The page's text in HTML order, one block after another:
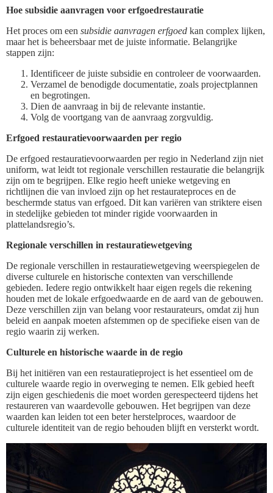
Hoe subsidie aanvragen voor erfgoedrestauratie
Het proces om een subsidie aanvragen erfgoed kan complex lijken,
maar het is beheersbaar met de juiste informatie. Belangrijke
stappen zijn:
Identificeer de juiste subsidie en controleer de voorwaarden.
Verzamel de benodigde documentatie, zoals projectplannen
en begrotingen.
Dien de aanvraag in bij de relevante instantie.
Volg de voortgang van de aanvraag zorgvuldig.
Erfgoed restauratievoorwaarden per regio
De erfgoed restauratievoorwaarden per regio in Nederland zijn niet
uniform, wat leidt tot regionale verschillen restauratie die belangrijk
zijn om te begrijpen. Elke regio heeft unieke wetgeving en
richtlijnen die van invloed zijn op het restaurateproces en de
beschermde status van erfgoed. Dit kan variëren van striktere eisen
in stedelijke gebieden tot minder rigide voorwaarden in
plattelandsregio’s.
Regionale verschillen in restauratiewetgeving
De regionale verschillen in restauratiewetgeving weerspiegelen de
diverse culturele en historische contexten van verschillende
gebieden. Iedere regio ontwikkelt haar eigen regels die rekening
houden met de lokale erfgoedwaarde en de aard van de gebouwen.
Deze verschillen zijn van belang voor restaurateurs, omdat zij hun
beleid en aanpak moeten afstemmen op de specifieke eisen van de
regio waarin zij werken.
Culturele en historische waarde in de regio
Bij het initiëren van een restauratieproject is het essentieel om de
culturele waarde regio in overweging te nemen. Elk gebied heeft
zijn eigen geschiedenis die moet worden gerespecteerd tijdens het
restaureren van waardevolle gebouwen. Het begrijpen van deze
waarden kan leiden tot een beter herstelproces, waardoor de
culturele identiteit van de regio behouden blijft en versterkt wordt.